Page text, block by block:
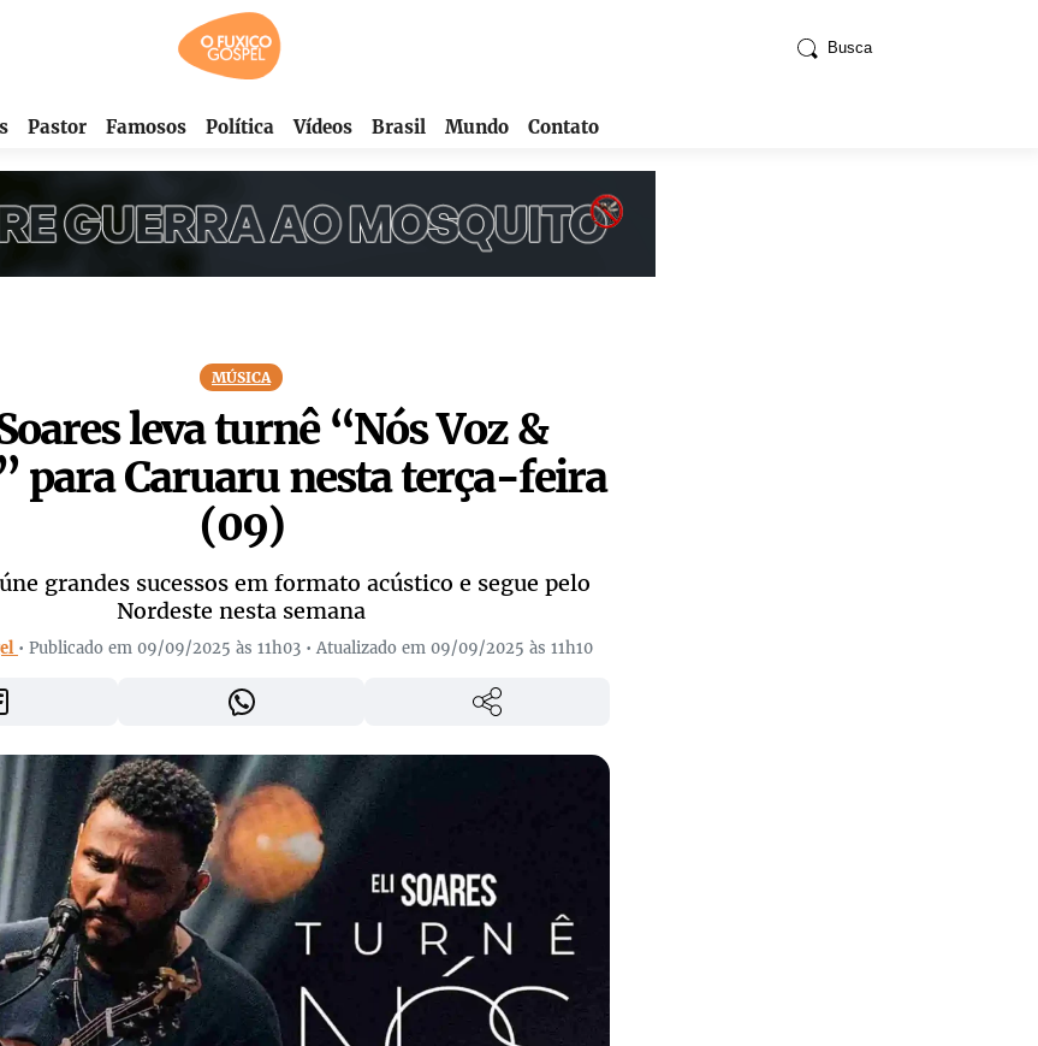
Busca
Pastor Famosos Política Vídeos Brasil Mundo Contato
MÚSICA
leva turnê “Nós Voz &
para Caruaru nesta terça-feira
(09)
grandes sucessos em formato acústico e segue pelo
Nordeste nesta semana
• Publicado em 09/09/2025 às 11h03 • Atualizado em 09/09/2025 às 11h10